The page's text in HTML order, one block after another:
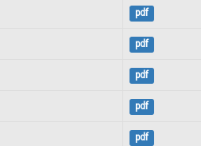
pdf
pdf
pdf
pdf
pdf